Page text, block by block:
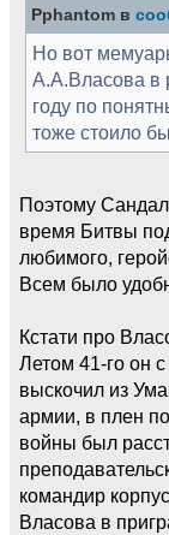
Pphantom в
Но вот
А.А.Власова в
году по
тоже стоило
Поэтому
время Битвы
любимого,
Всем было
Кстати про
Летом 41-го он
выскочил из
армии, в плен
войны был
командир
Власова в